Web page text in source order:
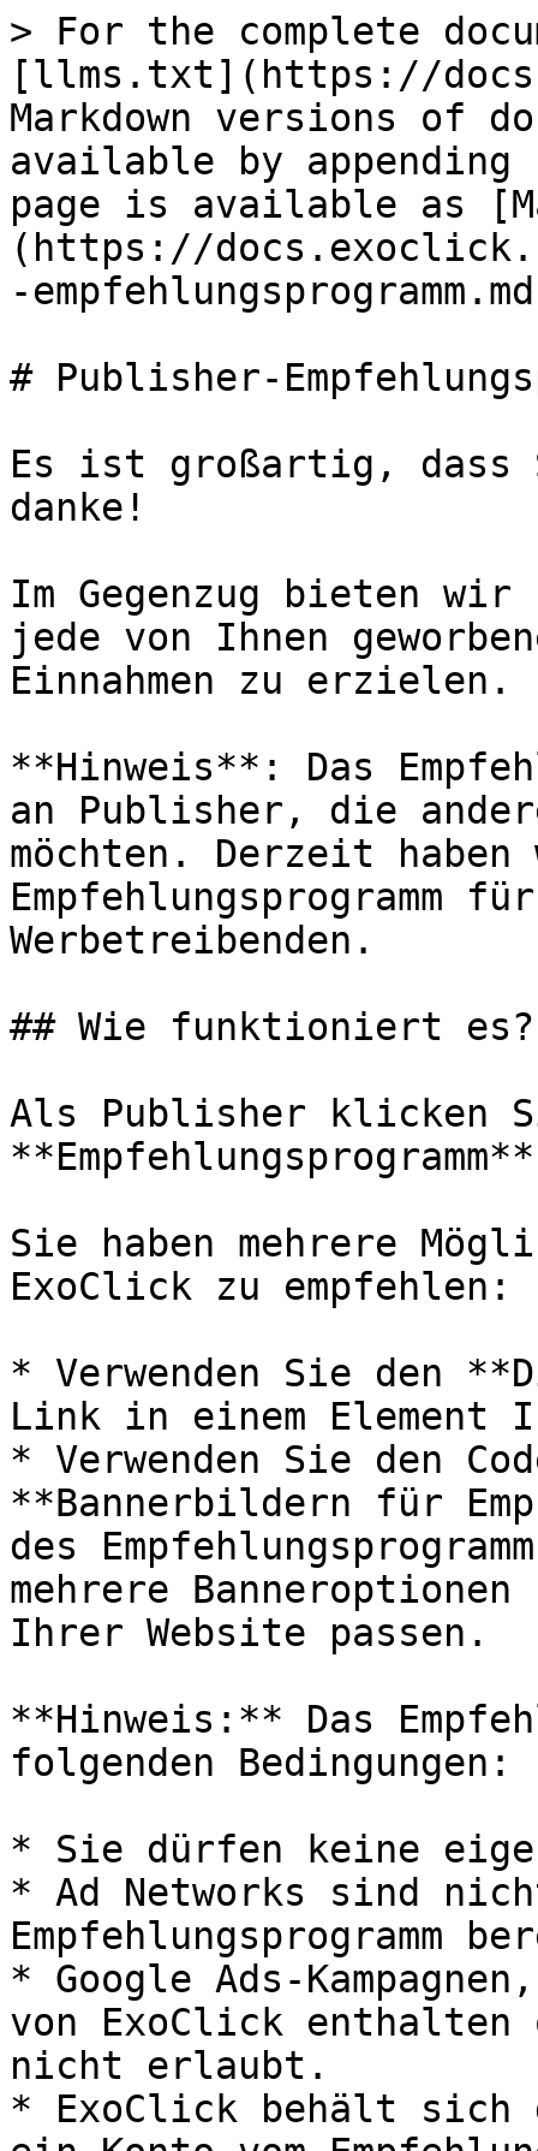
> For the complete
[llms.txt](https://
Markdown versions of
available by
page is available as
(https://
-
# Publisher-
Es ist großartig, dass
danke!
Im Gegenzug bieten
jede von Ihnen
Einnahmen zu erzielen.
**Hinweis**: Das
an Publisher, die
möchten. Derzeit
Empfehlungsprogramm
Werbetreibenden.
## Wie funktioniert es?
Als Publisher klicken
Sie haben mehrere
ExoClick zu empfehlen:
* Verwenden Sie den
Link in einem Element
* Verwenden Sie den
**Bannerbildern für
des
mehrere
Ihrer Website passen.
**Hinweis:** Das
folgenden Bedingungen:
* Sie dürfen keine
* Ad Networks sind
Empfehlungsprogramm
* Google Ads-
von ExoClick
nicht erlaubt.
* ExoClick behält sich